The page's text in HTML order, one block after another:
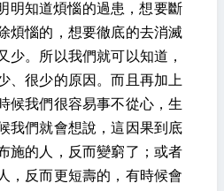
明知道煩惱的過患，想要斷
煩惱的，想要徹底的去消滅
少。所以我們就可以知道，
、很少的原因。而且再加上
候我們很容易事不從心，生
我們就會想說，這因果到底
施的人，反而變窮了；或者
，反而更短壽的，有時候會